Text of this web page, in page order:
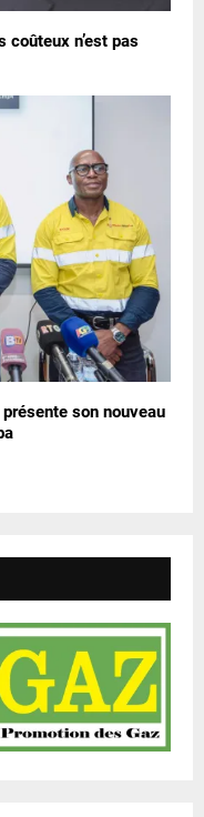
coûteux n’est pas
son nouveau